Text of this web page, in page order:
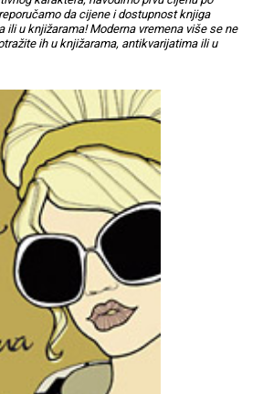
da cijene i dostupnost knjiga
ili u knjižarama! Moderna vremena više se ne
ih u knjižarama, antikvarijatima ili u